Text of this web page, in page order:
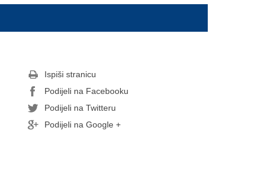
Ispiši stranicu
Podijeli na Facebooku
Podijeli na Twitteru
Podijeli na Google +